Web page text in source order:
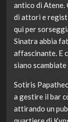
antico di Atene.
di attori e
qui per
Sinatra abbia
affascinante. E
siano
Sotiris
a gestire il bar
attirando un